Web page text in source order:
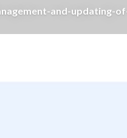
and-updating-